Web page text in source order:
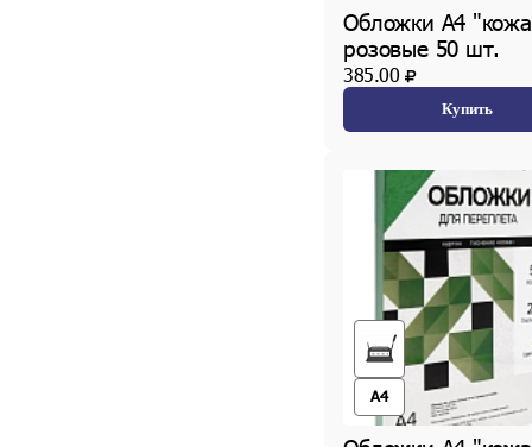
Обложки А4
розовые 50 шт.
385.00
Купить
A4